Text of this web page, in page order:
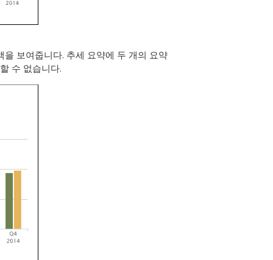
보여줍니다. 추세 요약에 두 개의 요약
수 없습니다.